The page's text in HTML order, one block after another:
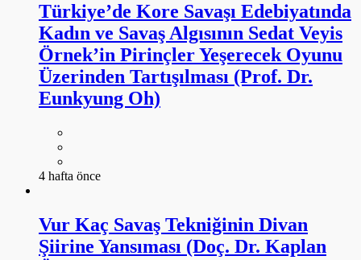
Türkiye’de Kore Savaşı Edebiyatında
Kadın ve Savaş Algısının Sedat Veyis
Örnek’in Pirinçler Yeşerecek Oyunu
Üzerinden Tartışılması (Prof. Dr.
Eunkyung Oh)
4 hafta önce
Vur Kaç Savaş Tekniğinin Divan
Şiirine Yansıması (Doç. Dr. Kaplan